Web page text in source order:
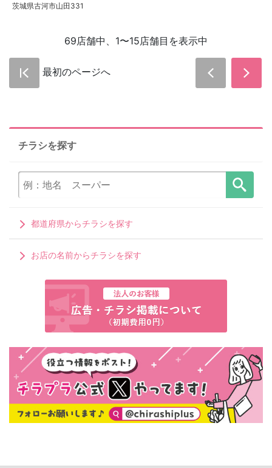
茨城県古河市山田331
69店舗中、1〜15店舗目を表示中
最初のページへ
チラシを探す
都道府県からチラシを探す
お店の名前からチラシを探す